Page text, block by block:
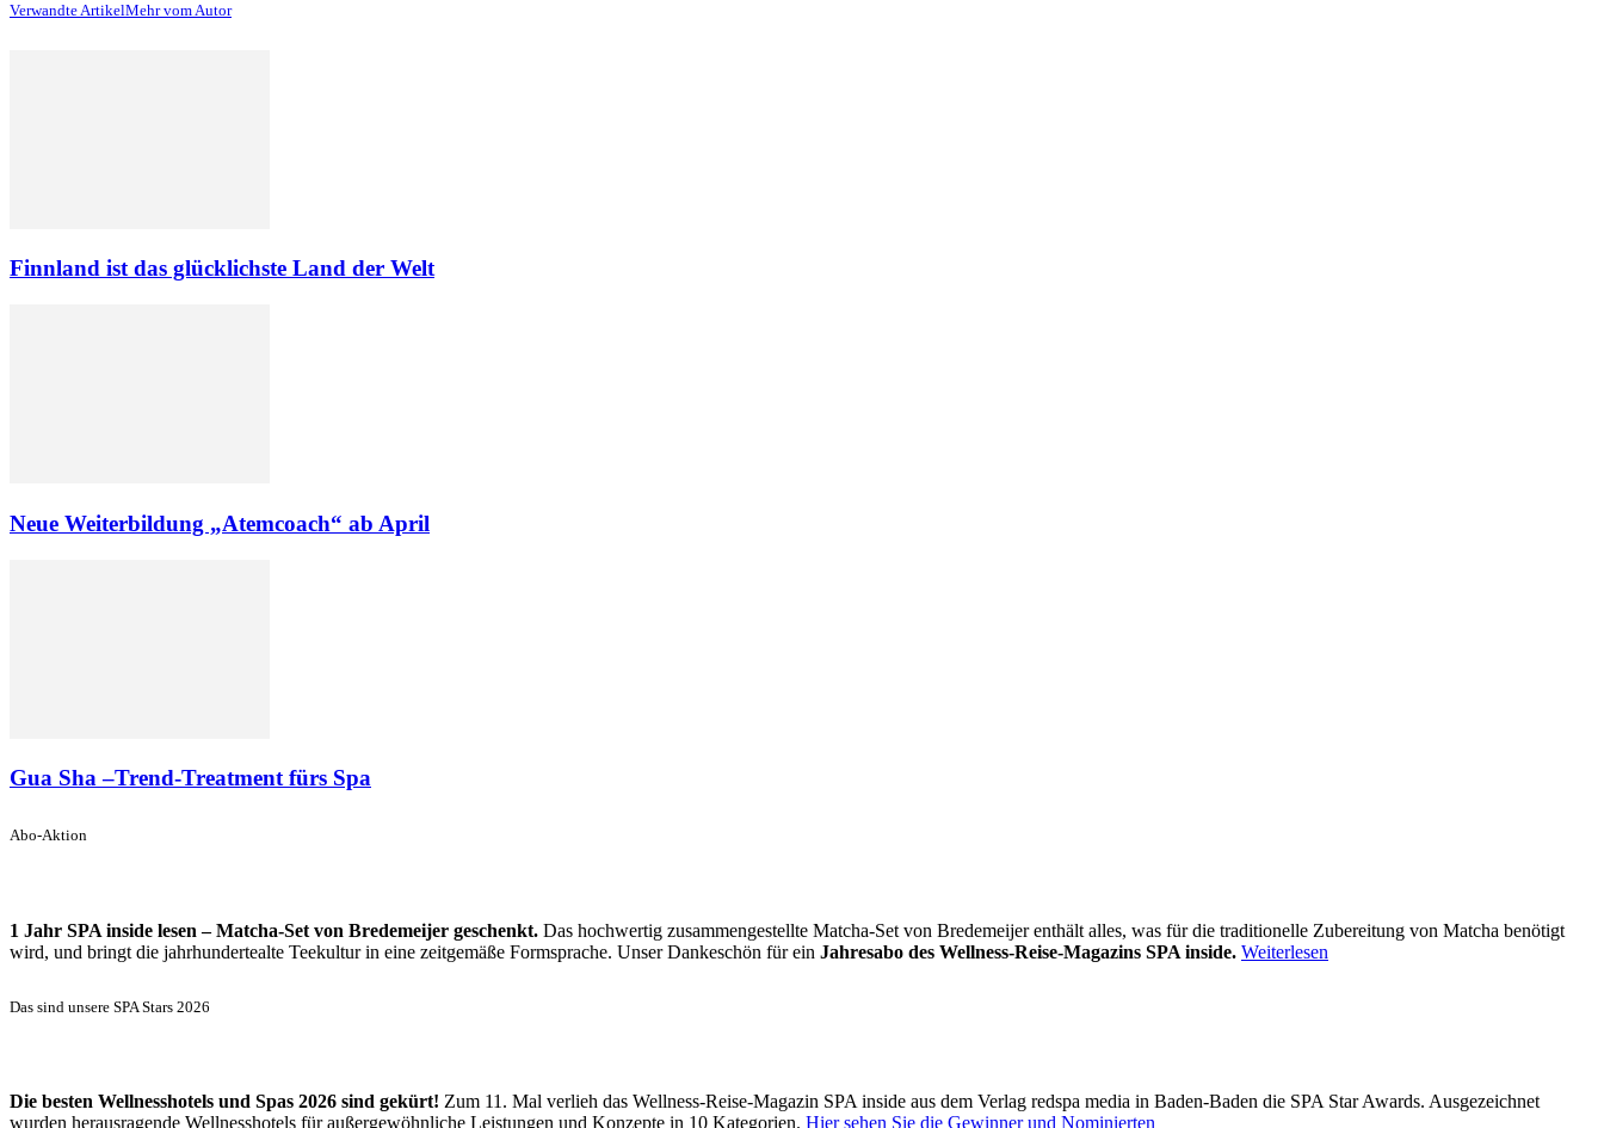
Verwandte ArtikelMehr vom Autor
Finnland ist das glücklichste Land der Welt
Neue Weiterbildung „Atemcoach“ ab April
Gua Sha –Trend-Treatment fürs Spa
Abo-Aktion
1 Jahr SPA inside lesen – Matcha-Set von Bredemeijer geschenkt. Das hochwertig zusammengestellte Matcha-Set von Bredemeijer enthält alles, was für die traditionelle Zubereitung von Matcha benötigt
wird, und bringt die jahrhundertealte Teekultur in eine zeitgemäße Formsprache. Unser Dankeschön für ein Jahresabo des Wellness-Reise-Magazins SPA inside. Weiterlesen
Das sind unsere SPA Stars 2026
Die besten Wellnesshotels und Spas 2026 sind gekürt! Zum 11. Mal verlieh das Wellness-Reise-Magazin SPA inside aus dem Verlag redspa media in Baden-Baden die SPA Star Awards. Ausgezeichnet
wurden herausragende Wellnesshotels für außergewöhnliche Leistungen und Konzepte in 10 Kategorien. Hier sehen Sie die Gewinner und Nominierten